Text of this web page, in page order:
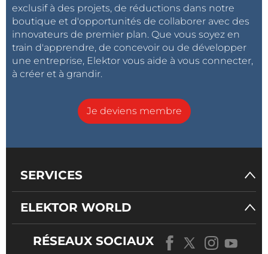
exclusif à des projets, de réductions dans notre
boutique et d'opportunités de collaborer avec des
innovateurs de premier plan. Que vous soyez en
train d'apprendre, de concevoir ou de développer
une entreprise, Elektor vous aide à vous connecter,
à créer et à grandir.
Je deviens membre
SERVICES
ELEKTOR WORLD
RÉSEAUX SOCIAUX